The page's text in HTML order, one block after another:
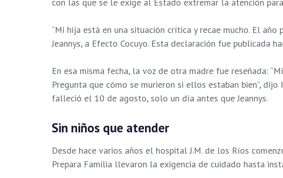
“Mi hija está en una situación crítica y recae mucho. El
Jeannys, a Efecto Cocuyo. Esta declaración fue publicada
En esa misma fecha, la voz de otra madre fue reseñada:
Pregunta que cómo se murieron si ellos estaban bien”,
falleció el 10 de agosto, solo un día antes que Jeannys.
Sin niños que atender
Desde hace varios años el hospital J.M. de los Ríos
Prepara Familia llevaron la exigencia de cuidado hasta